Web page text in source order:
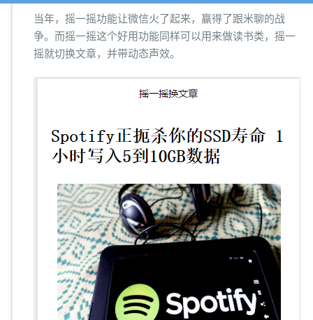
当年，摇一摇功能让微信火了起来，赢得了跟米聊的战
争。而摇一摇这个好用功能同样可以用来做读书类，摇一
摇就切换文章，并带动态声效。